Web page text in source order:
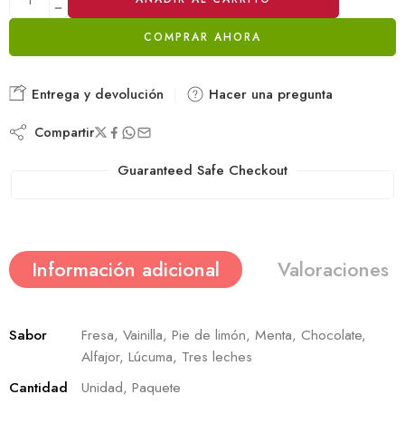
COMPRAR AHORA
Entrega y devolución Hacer una pregunta
Compartir
Guaranteed Safe Checkout
Información adicional Valoraciones
Sabor
Fresa, Vainilla, Pie de limón, Menta, Chocolate,
Alfajor, Lúcuma, Tres leches
Cantidad
Unidad, Paquete